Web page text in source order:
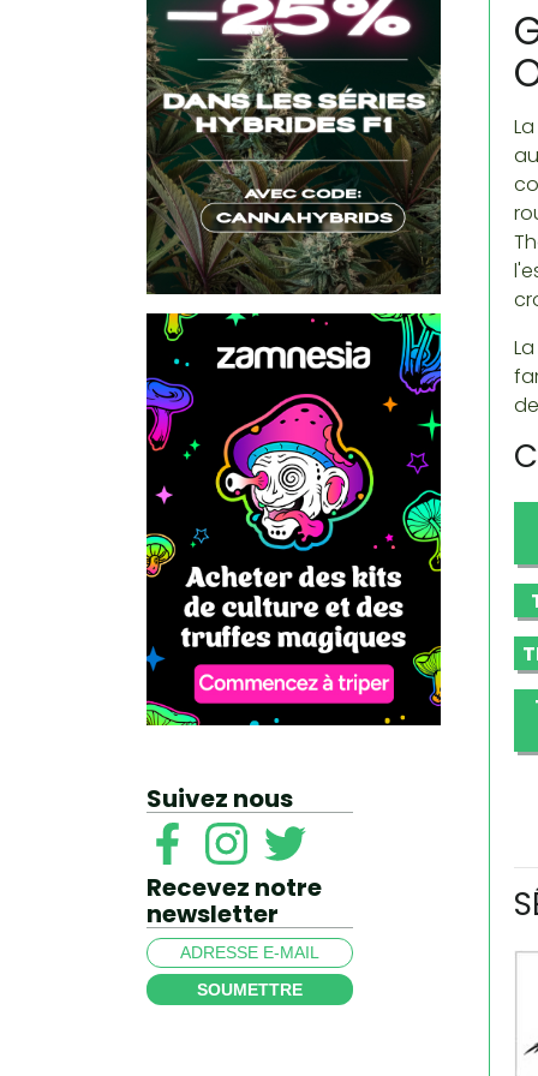
Suivez nous
Recevez notre
newsletter
SOUMETTRE